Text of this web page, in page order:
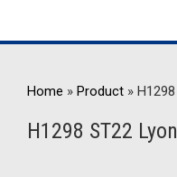
Home » Product »
H1298 ST22